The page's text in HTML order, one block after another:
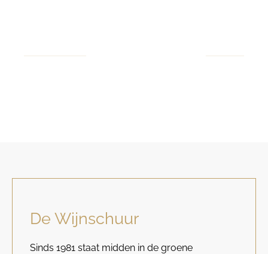
De Wijnschuur
Sinds 1981 staat midden in de groene